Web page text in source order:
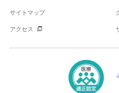
サイトマップ
アクセス